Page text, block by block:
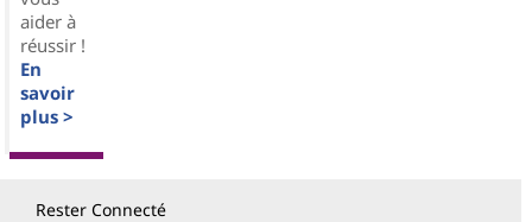
aider à
réussir !
En
savoir
plus >
Rester Connecté